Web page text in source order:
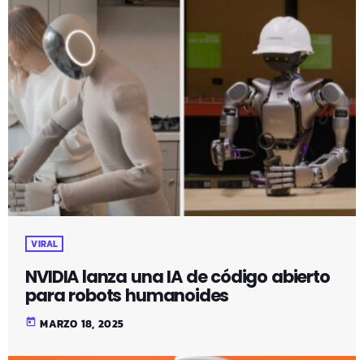
VIRAL
NVIDIA lanza una IA de código abierto
para robots humanoides
today MARZO 18, 2025